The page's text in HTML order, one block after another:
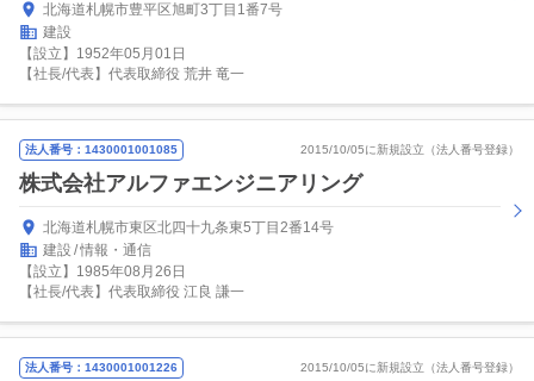
北海道札幌市豊平区旭町3丁目1番7号
建設
【設立】1952年05月01日
【社長/代表】代表取締役 荒井 竜一
法人番号：1430001001085 2015/10/05に新規設立（法人番号登録）
株式会社アルファエンジニアリング
北海道札幌市東区北四十九条東5丁目2番14号
建設 情報・通信
【設立】1985年08月26日
【社長/代表】代表取締役 江良 謙一
法人番号：1430001001226 2015/10/05に新規設立（法人番号登録）